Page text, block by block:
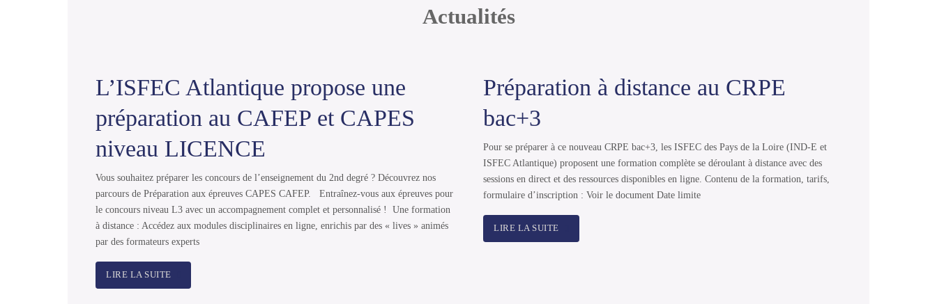
Actualités
L’ISFEC Atlantique propose une
préparation au CAFEP et CAPES
niveau LICENCE
Vous souhaitez préparer les concours de l’enseignement du 2nd degré ? Découvrez nos
parcours de Préparation aux épreuves CAPES CAFEP. Entraînez-vous aux épreuves pour
le concours niveau L3 avec un accompagnement complet et personnalisé ! Une formation
à distance : Accédez aux modules disciplinaires en ligne, enrichis par des « lives » animés
par des formateurs experts
LIRE LA SUITE
Préparation à distance au CRPE
bac+3
Pour se préparer à ce nouveau CRPE bac+3, les ISFEC des Pays de la Loire (IND-E et
ISFEC Atlantique) proposent une formation complète se déroulant à distance avec des
sessions en direct et des ressources disponibles en ligne. Contenu de la formation, tarifs,
formulaire d’inscription : Voir le document Date limite
LIRE LA SUITE